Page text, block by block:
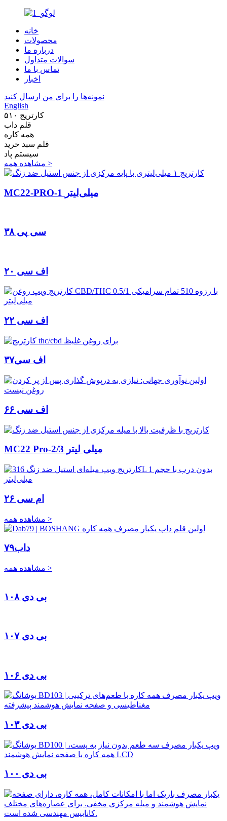
خانه
محصولات
درباره ما
سوالات متداول
تماس با ما
اخبار
نمونه‌ها را برای من ارسال کنید
English
کارتریج ۵۱۰
قلم داب
همه کاره
قلم سبد خرید
سیستم پاد
مشاهده همه >
MC22-PRO-1 میلی‌لیتر
سی پی ۳۸
اف سی ۲۰
اف سی ۲۲
اف سی۳۷
اف سی ۶۶
MC22 Pro-2/3 میلی لیتر
ام سی ۲۶
مشاهده همه >
داب۷۹
مشاهده همه >
بی دی ۱۰۸
بی دی ۱۰۷
بی دی ۱۰۶
بی دی ۱۰۳
بی دی ۱۰۰